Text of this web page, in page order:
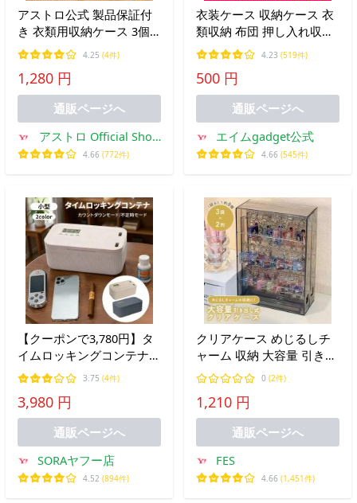
アストロ公式 製品保証付
き 衣類用収納ケース 3個
組 不織布 収納袋 折りたた
み ※色・柄指定不可 洋服
衣装ケース 衣替え アスト
ロ 183-29
4.25 (4件)
1,280 円
通販ページへ
アストロ Official Shop
ヤフー店
4.66 (772件)
衣装ケース 収納ケース 衣
類収納 布団 押し入れ収納
おもちゃ収納 フタ付き 布
団 ベッド下収納 クローゼ
ット 折りたたみ 奥行60
4.23 (519件)
500 円
通販ページへ
エイムgadget公式
4.66 (545件)
【クーポンで3,780円】タ
イムロッキングコンテナ
ロックボックス 収納ボッ
クス ロック付き 禁欲ボッ
クス スマホ依存症対策 ス
マホ タイム ロック 電池式
3.75 (4件)
3,980 円
通販ページへ
SORAヤフー店
4.52 (894件)
クリアケース めじるしチ
ャーム 収納 大容量 引き出
し 推し活 キーホルダー キ
ーチャーム ディスプレイ
ケース 見せる 飾る 棚 コ
レクション
0 (2件)
1,210 円
通販ページへ
FES
4.66 (1,451件)